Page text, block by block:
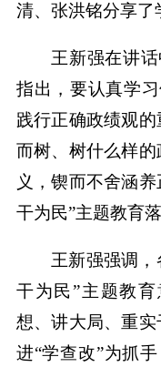
清、张洪铭分享了
王新强在讲
指出，要认真学
践行正确政绩观
而树、树什么样
义，锲而不舍涵
干为民”主题教育落
王新强强调，
干为民”主题教
想、讲大局、重
进“学查改”为抓